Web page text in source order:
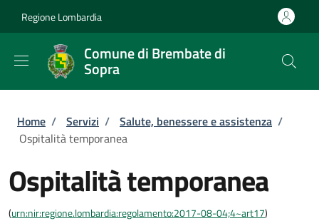
Regione Lombardia
Comune di Brembate di
Sopra
Briciole di pane
Home / Servizi / Salute, benessere e assistenza /
Ospitalità temporanea
Ospitalità temporanea
(urn:nir:regione.lombardia:regolamento:2017-08-04;4~art17)